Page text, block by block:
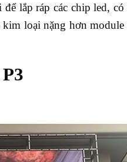
lắp ráp các chip led, có
loại nặng hơn module